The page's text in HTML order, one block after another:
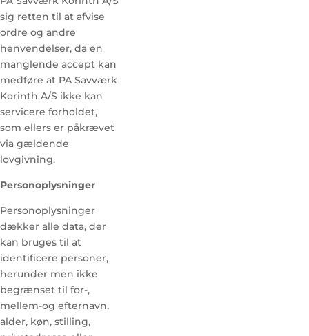
sig retten til at afvise
ordre og andre
henvendelser, da en
manglende accept kan
medføre at PA Savværk
Korinth A/S ikke kan
servicere forholdet,
som ellers er påkrævet
via gældende
lovgivning.
Personoplysninger
Personoplysninger
dækker alle data, der
kan bruges til at
identificere personer,
herunder men ikke
begrænset til for-,
mellem-og efternavn,
alder, køn, stilling,